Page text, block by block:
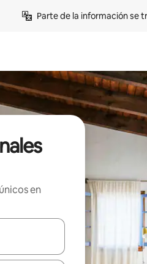
Parte de la información se
en
navega con las teclas de